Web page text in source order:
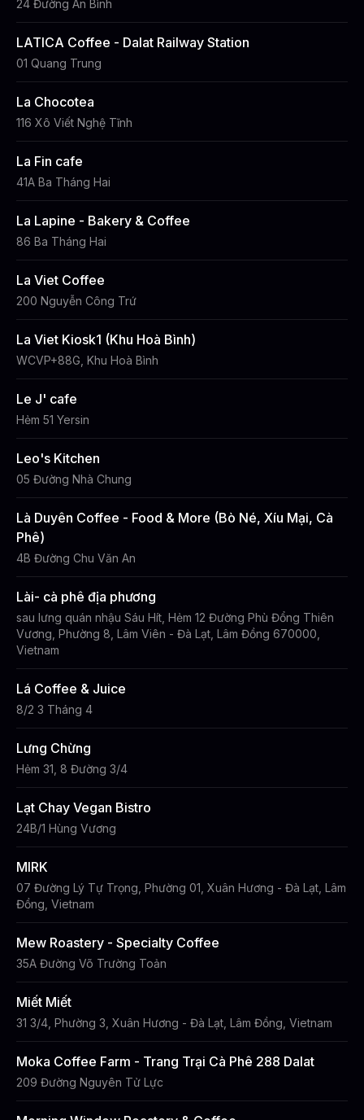
24 Đường An Bình
LATICA Coffee - Dalat Railway Station
01 Quang Trung
La Chocotea
116 Xô Viết Nghệ Tĩnh
La Fin cafe
41A Ba Tháng Hai
La Lapine - Bakery & Coffee
86 Ba Tháng Hai
La Viet Coffee
200 Nguyễn Công Trứ
La Viet Kiosk1 (Khu Hoà Bình)
WCVP+88G, Khu Hoà Bình
Le J' cafe
Hẻm 51 Yersin
Leo's Kitchen
05 Đường Nhà Chung
Là Duyên Coffee - Food & More (Bò Né, Xíu Mại, Cà
Phê)
4B Đường Chu Văn An
Lài- cà phê địa phương
sau lưng quán nhậu Sáu Hít, Hẻm 12 Đường Phù Đổng Thiên
Vương, Phường 8, Lâm Viên - Đà Lạt, Lâm Đồng 670000,
Vietnam
Lá Coffee & Juice
8/2 3 Tháng 4
Lưng Chừng
Hẻm 31, 8 Đường 3/4
Lạt Chay Vegan Bistro
24B/1 Hùng Vương
MIRK
07 Đường Lý Tự Trọng, Phường 01, Xuân Hương - Đà Lạt, Lâm
Đồng, Vietnam
Mew Roastery - Specialty Coffee
35A Đường Võ Trường Toản
Miết Miết
31 3/4, Phường 3, Xuân Hương - Đà Lạt, Lâm Đồng, Vietnam
Moka Coffee Farm - Trang Trại Cà Phê 288 Dalat
209 Đường Nguyên Tử Lực